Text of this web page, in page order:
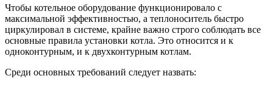
Чтобы котельное оборудование функционировало с
максимальной эффективностью, а теплоноситель быстро
циркулировал в системе, крайне важно строго соблюдать все
основные правила установки котла. Это относится и к
одноконтурным, и к двухконтурным котлам.
Среди основных требований следует назвать: